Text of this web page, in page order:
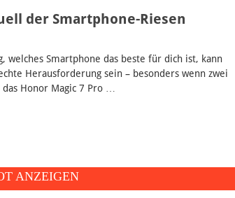
der Smartphone-Riesen
welches Smartphone das beste für dich ist, kann
Herausforderung sein – besonders wenn zwei
Honor Magic 7 Pro …
ANZEIGEN